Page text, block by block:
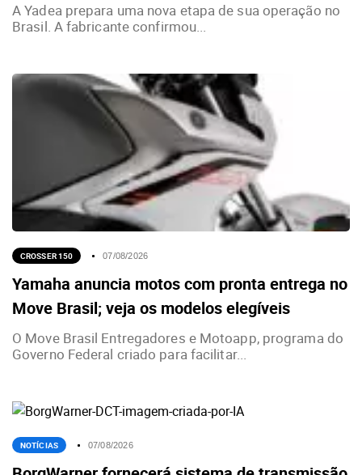
A Yadea prepara uma nova etapa de sua operação no
Brasil. A fabricante confirmou...
CROSSER 150 07/08/2026
Yamaha anuncia motos com pronta entrega no
Move Brasil; veja os modelos elegíveis
O Move Brasil Entregadores e Motoapp, programa do
Governo Federal criado para facilitar...
NOTÍCIAS 07/08/2026